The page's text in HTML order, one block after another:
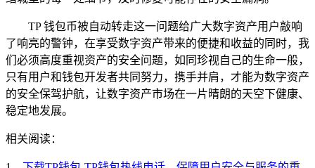
TP 钱包币被自动转走这一问题给广大数字资产用户敲响
了响亮的警钟，在享受数字资产带来的便捷和收益的同时，我
们必须高度重视资产的安全问题，如同珍视自己的生命一般，
只有用户和钱包开发者共同努力，携手并肩，才能为数字资产
的安全保驾护航，让数字资产市场在一片晴朗的天空下健康、
稳定地发展。
相关阅读：